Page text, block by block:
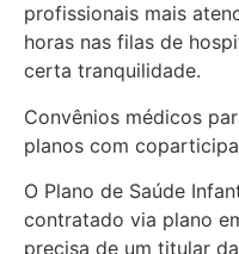
profissionais mais
horas nas filas de
certa tranquilidade.
Convênios médicos
planos com
O Plano de Saúde
contratado via plano
precisa de um titular